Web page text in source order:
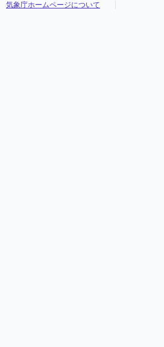
気象庁ホームページについて